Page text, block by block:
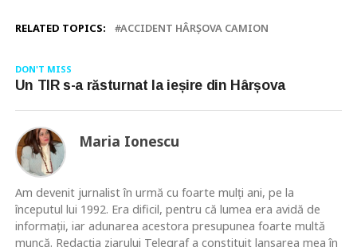
RELATED TOPICS: ACCIDENT HÂRȘOVA CAMION
DON'T MISS
Un TIR s-a răsturnat la ieșire din Hârșova
Maria Ionescu
Am devenit jurnalist în urmă cu foarte mulţi ani, pe la
începutul lui 1992. Era dificil, pentru că lumea era avidă de
informaţii, iar adunarea acestora presupunea foarte multă
muncă. Redacţia ziarului Telegraf a constituit lansarea mea în